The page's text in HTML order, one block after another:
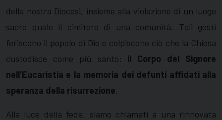
della nostra Diocesi, insieme alla violazione di un luogo
sacro quale il cimitero di una comunità. Tali gesti
feriscono il popolo di Dio e colpiscono ciò che la Chiesa
custodisce come più santo: il Corpo del Signore
nell’Eucaristia e la memoria dei defunti affidati alla
speranza della risurrezione.
Alla luce della fede, siamo chiamati a una rinnovata